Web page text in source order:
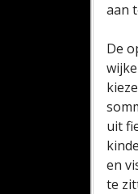
aan
De
uit
en
te